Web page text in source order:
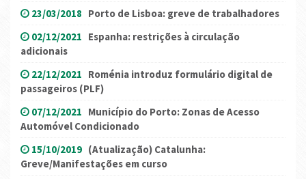
23/03/2018 Porto de Lisboa: greve de trabalhadores
02/12/2021 Espanha: restrições à circulação
adicionais
22/12/2021 Roménia introduz formulário digital de
passageiros (PLF)
07/12/2021 Município do Porto: Zonas de Acesso
Automóvel Condicionado
15/10/2019 (Atualização) Catalunha:
Greve/Manifestações em curso